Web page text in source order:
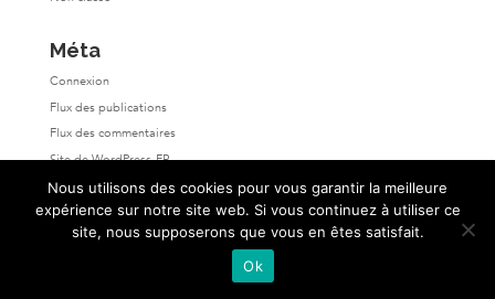
Méta
Connexion
Flux des publications
Flux des commentaires
Site de WordPress-FR
Nous utilisons des cookies pour vous garantir la meilleure
expérience sur notre site web. Si vous continuez à utiliser ce
site, nous supposerons que vous en êtes satisfait.
Ok